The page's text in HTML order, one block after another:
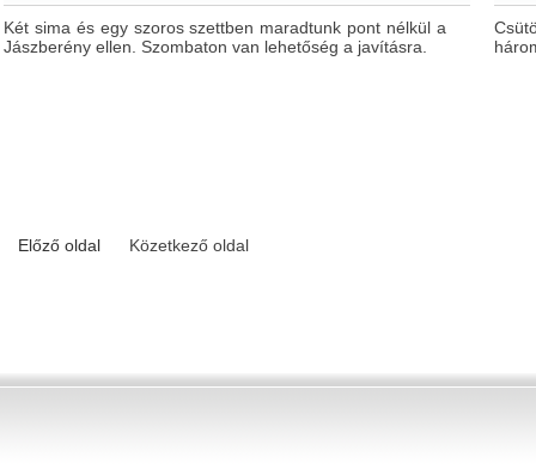
Két sima és egy szoros szettben maradtunk pont nélkül a
Jászberény ellen. Szombaton van lehetőség a javításra.
Előző oldal Közetkező oldal